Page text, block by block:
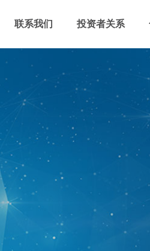
联系我们 投资者关系